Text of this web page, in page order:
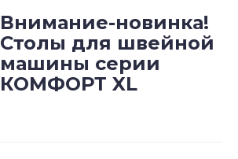
Внимание-новинка!
Столы для швейной
машины серии
КОМФОРТ XL